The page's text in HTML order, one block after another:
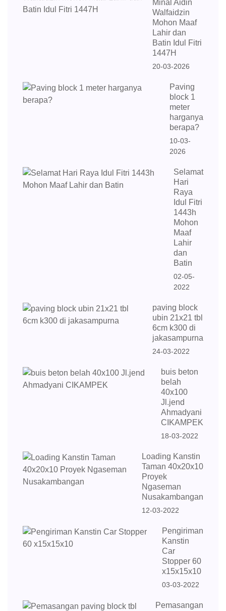
Minal Aidin
Walfaidzin
Mohon Maaf
Lahir dan
Batin Idul Fitri
1447H
20-03-2026
Paving
block 1
meter
harganya
berapa?
10-03-
2026
Selamat
Hari
Raya
Idul Fitri
1443h
Mohon
Maaf
Lahir
dan
Batin
02-05-
2022
paving block
ubin 21x21 tbl
6cm k300 di
jakasampurna
24-03-2022
buis beton
belah
40x100
Jl.jend
Ahmadyani
CIKAMPEK
18-03-2022
Loading Kanstin
Taman 40x20x10
Proyek
Ngaseman
Nusakambangan
12-03-2022
Pengiriman
Kanstin
Car
Stopper 60
x15x15x10
03-03-2022
Pemasangan